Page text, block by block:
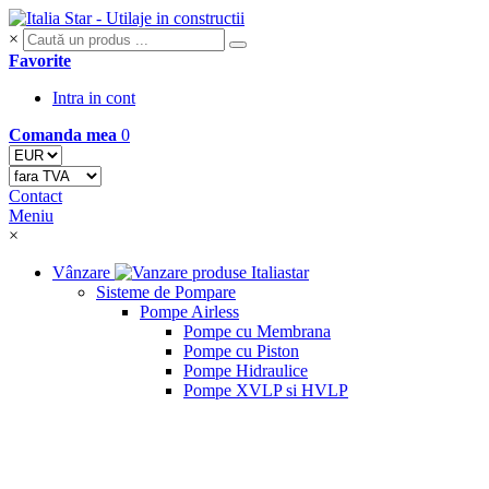
×
Favorite
Intra in cont
Comanda mea 0
Contact
Meniu
×
Vânzare
Sisteme de Pompare
Pompe Airless
Pompe cu Membrana
Pompe cu Piston
Pompe Hidraulice
Pompe XVLP si HVLP